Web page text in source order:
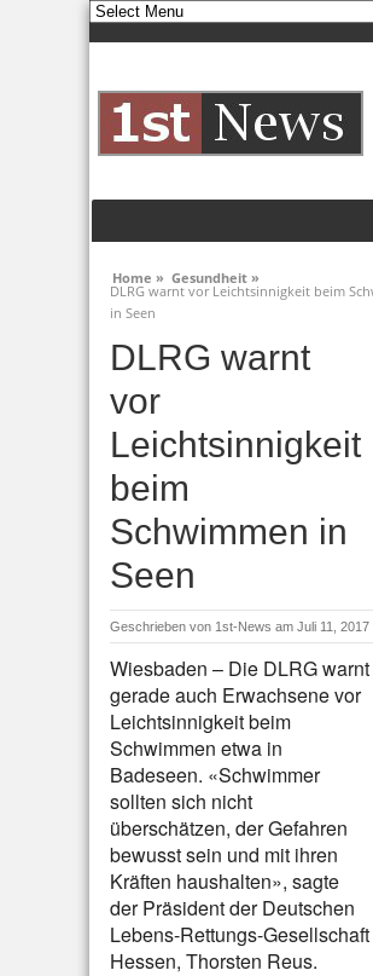
Home » Gesundheit »
DLRG warnt vor Leichtsinnigkeit beim
in Seen
DLRG warnt
vor
Leichtsinnigkeit
beim
Schwimmen in
Seen
Geschrieben von 1st-News am Juli 11, 2017
Wiesbaden – Die DLRG warnt
gerade auch Erwachsene vor
Leichtsinnigkeit beim
Schwimmen etwa in
Badeseen. «Schwimmer
sollten sich nicht
überschätzen, der Gefahren
bewusst sein und mit ihren
Kräften haushalten», sagte
der Präsident der Deutschen
Lebens-Rettungs-Gesellschaft
Hessen, Thorsten Reus.